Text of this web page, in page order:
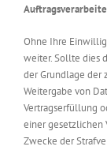
Ohne Ihre
weiter. Sollte dies
der Grundlage der
Weitergabe von
Vertragserfüllung
einer gesetzlichen
Zwecke der